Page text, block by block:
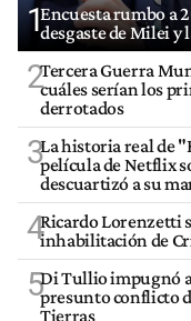
1Encuesta rumbo a
desgaste de Milei y
2Tercera Guerra
cuáles serían los
derrotados
3La historia real de
película de Netflix
descuartizó a su
4Ricardo Lorenzetti
inhabilitación de
5Di Tullio impugnó
presunto conflicto
Tierras